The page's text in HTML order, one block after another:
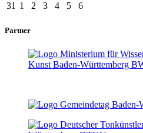
31 1 2 3 4 5 6
Partner